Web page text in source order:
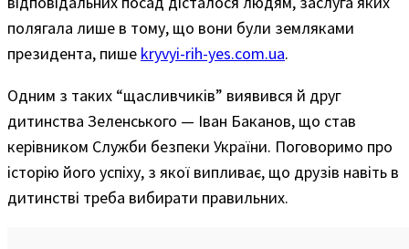
полягала лише в тому, що вони були земляками
президента, пише kryvyi-rih-yes.com.ua.
Одним з таких “щасливчиків” виявився й друг
дитинства Зеленського — Іван Баканов, що став
керівником Служби безпеки України. Поговоримо про
історію його успіху, з якої випливає, що друзів навіть в
дитинстві треба вибирати правильних.